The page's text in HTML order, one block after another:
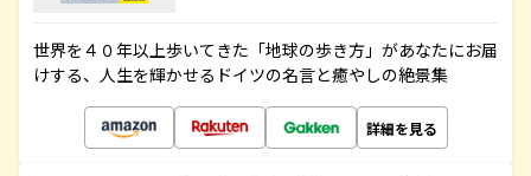
世界を４０年以上歩いてきた「地球の歩き方」があなたにお届
けする、人生を輝かせるドイツの名言と癒やしの絶景集
詳細を見る